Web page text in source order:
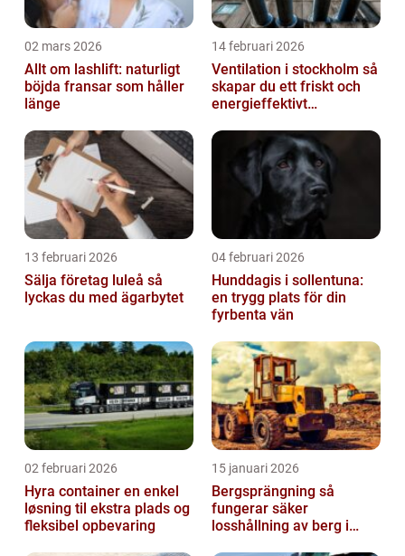
02 mars 2026
Allt om lashlift: naturligt
böjda fransar som håller
länge
14 februari 2026
Ventilation i stockholm så
skapar du ett friskt och
energieffektivt
13 februari 2026
Sälja företag luleå så
lyckas du med ägarbytet
04 februari 2026
Hunddagis i sollentuna:
en trygg plats för din
fyrbenta vän
02 februari 2026
Hyra container en enkel
løsning til ekstra plads og
fleksibel opbevaring
15 januari 2026
Bergsprängning så
fungerar säker
losshållning av berg i